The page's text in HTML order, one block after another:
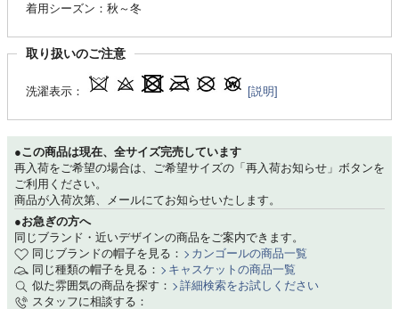
着用シーズン：秋～冬
取り扱いのご注意
洗濯表示： [説明]
●この商品は現在、全サイズ完売しています
再入荷をご希望の場合は、ご希望サイズの「再入荷お知らせ」ボタンを
ご利用ください。
商品が入荷次第、メールにてお知らせいたします。
●お急ぎの方へ
同じブランド・近いデザインの商品をご案内できます。
同じブランドの帽子を見る：
カンゴールの商品一覧
同じ種類の帽子を見る：
キャスケットの商品一覧
似た雰囲気の商品を探す：
詳細検索をお試しください
スタッフに相談する：